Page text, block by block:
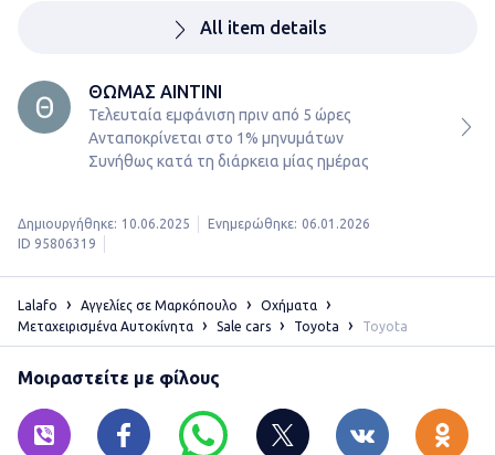
All item details
ΘΩΜΑΣ ΑΙΝΤΙΝΙ
Τελευταία εμφάνιση πριν από 5 ώρες
Ανταποκρίνεται στο 1% μηνυμάτων
Συνήθως κατά τη διάρκεια μίας ημέρας
Δημιουργήθηκε: 10.06.2025 Ενημερώθηκε: 06.01.2026
ID 95806319
Lalafo Αγγελίες σε Μαρκόπουλο
Οχήματα
Μεταχειρισμένα Αυτοκίνητα
Sale cars Toyota Toyota
Μοιραστείτε με φίλους